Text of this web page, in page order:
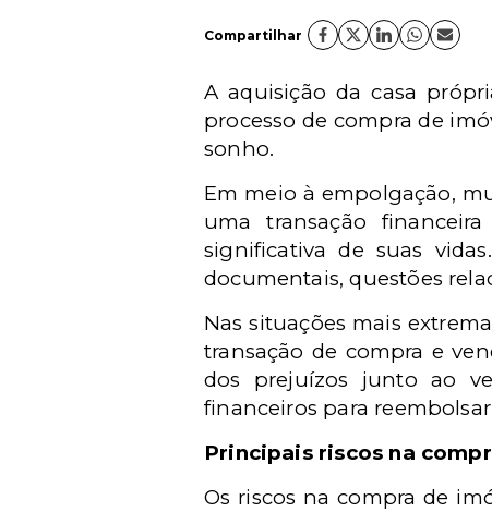
Compartilhar
A aquisição da casa
processo de compra de
sonho.
Em meio à empolgação,
uma transação
significativa de suas
documentais, questões
Nas situações mais
transação de compra e
dos prejuízos junto ao
financeiros para
Principais riscos na
Os riscos na compra de